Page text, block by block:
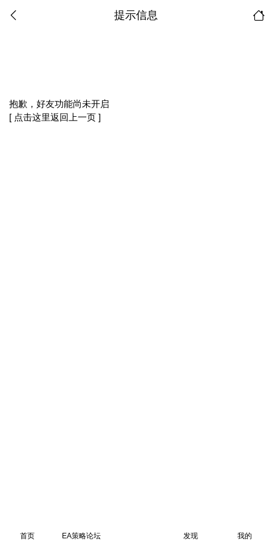
提示信息
抱歉，好友功能尚未开启
[ 点击这里返回上一页 ]
首页 EA策略论坛 发现 我的